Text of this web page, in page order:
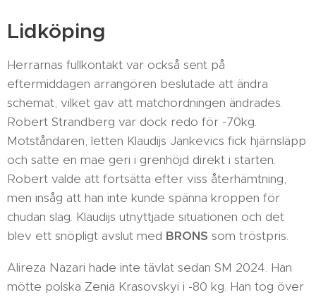
Lidköping
Herrarnas fullkontakt var också sent på
eftermiddagen arrangören beslutade att ändra
schemat, vilket gav att matchordningen ändrades.
Robert Strandberg var dock redo för -70kg.
Motståndaren, letten Klaudijs Jankevics fick hjärnsläpp
och satte en mae geri i grenhöjd direkt i starten.
Robert valde att fortsätta efter viss återhämtning,
men insåg att han inte kunde spänna kroppen för
chudan slag. Klaudijs utnyttjade situationen och det
blev ett snöpligt avslut med BRONS som tröstpris.
Alireza Nazari hade inte tävlat sedan SM 2024. Han
mötte polska Zenia Krasovskyi i -80 kg. Han tog över